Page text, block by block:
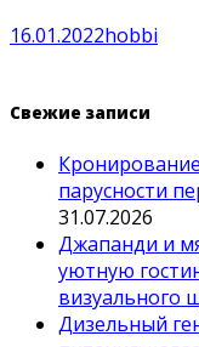
16.01.2022hobbi
Свежие записи
парусности
31.07.2026
Джапанди и
уютную
визуального
Дизельный